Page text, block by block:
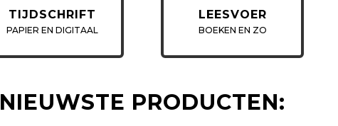
TIJDSCHRIFT
PAPIER EN DIGITAAL
LEESVOER
BOEKEN EN ZO
NIEUWSTE PRODUCTEN: